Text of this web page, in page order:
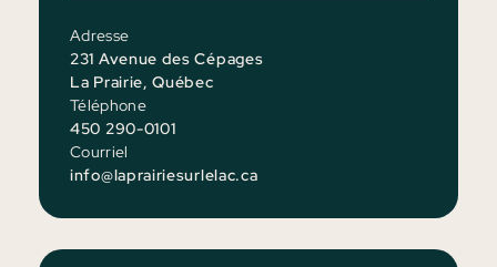
Adresse
231 Avenue des Cépages
La Prairie, Québec
Téléphone
450 290-0101
Courriel
info@laprairiesurlelac.ca